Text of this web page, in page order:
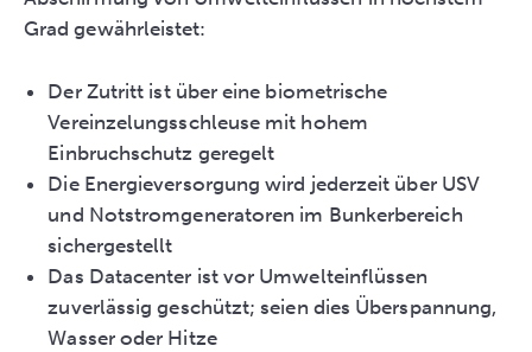
Grad gewährleistet:
Der Zutritt ist über eine biometrische
Vereinzelungsschleuse mit hohem
Einbruchschutz geregelt
Die Energieversorgung wird jederzeit über USV
und Notstromgeneratoren im Bunkerbereich
sichergestellt
Das Datacenter ist vor Umwelteinflüssen
zuverlässig geschützt; seien dies Überspannung,
Wasser oder Hitze